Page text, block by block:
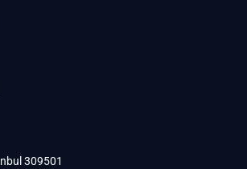
309501